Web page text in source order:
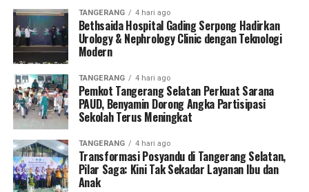
TANGERANG 4 hari ago
Bethsaida Hospital Gading Serpong Hadirkan
Urology & Nephrology Clinic dengan Teknologi
Modern
TANGERANG 4 hari ago
Pemkot Tangerang Selatan Perkuat Sarana
PAUD, Benyamin Dorong Angka Partisipasi
Sekolah Terus Meningkat
TANGERANG 4 hari ago
Transformasi Posyandu di Tangerang Selatan,
Pilar Saga: Kini Tak Sekadar Layanan Ibu dan
Anak